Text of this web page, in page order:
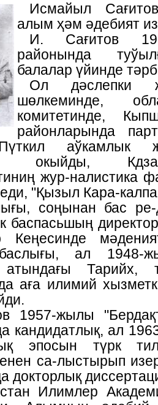
Исмайыл Сағитов — фольклорист
алым ҳәм әдебият
И. Сағитов 1908-жылы Хожели
районында
балалар үйинде
Ол дәслепки жыллары жаслар
шөлкеминде,
комитетинде,
районларында
аўкамлык
окыйды,
жур-налистика
"Қызыл Кара-
соңынан бас ре-
баспасьшың
Кеңесинде
ал 1948-
атындағы Тарийх,
аға илимий
кандидатлық, ал
эпосын түрк
са-лыстырып
докторлық